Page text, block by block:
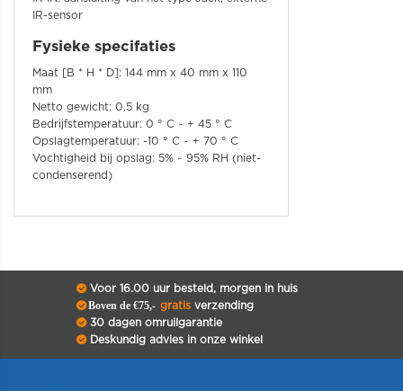
IR-sensor
Fysieke specifaties
Maat [B * H * D]: 144 mm x 40 mm x 110
mm
Netto gewicht: 0,5 kg
Bedrijfstemperatuur: 0 ° C ~ + 45 ° C
Opslagtemperatuur: -10 ° C ~ + 70 ° C
Vochtigheid bij opslag: 5% ~ 95% RH (niet-
condenserend)
Voor 16.00 uur besteld, morgen in huis
Boven de €75,- gratisverzending
30 dagen omruilgarantie
Deskundig advies in onze winkel